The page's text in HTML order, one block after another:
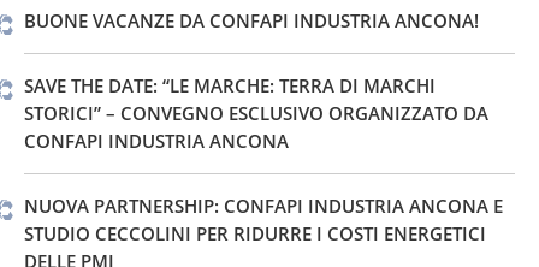
BUONE VACANZE DA CONFAPI INDUSTRIA ANCONA!
SAVE THE DATE: “LE MARCHE: TERRA DI MARCHI
STORICI” – CONVEGNO ESCLUSIVO ORGANIZZATO DA
CONFAPI INDUSTRIA ANCONA
NUOVA PARTNERSHIP: CONFAPI INDUSTRIA ANCONA E
STUDIO CECCOLINI PER RIDURRE I COSTI ENERGETICI
DELLE PMI